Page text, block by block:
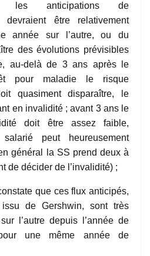
les anticipations de
être relativement
année sur l’autre, ou du
des évolutions prévisibles
au-delà de 3 ans après le
pour maladie le risque
quasiment disparaître, le
en invalidité ; avant 3 ans le
doit être assez faible,
peut heureusement
général la SS prend deux à
de décider de l’invalidité) ;
ces flux anticipés,
de Gershwin, sont très
l’autre depuis l’année de
une même année de